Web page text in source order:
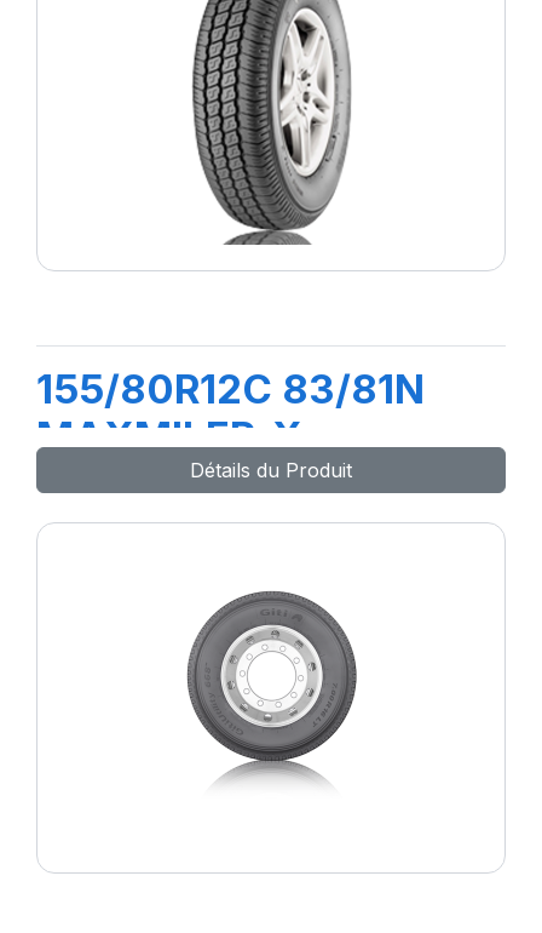
155/80R12C 83/81N
MAXMILER-X
Détails du Produit